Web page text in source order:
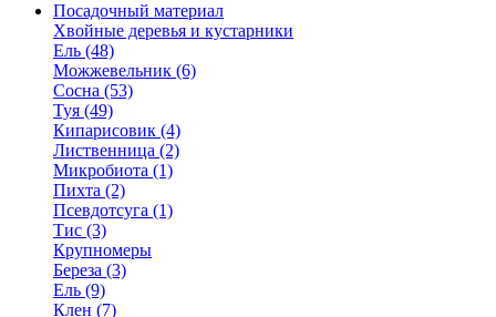
Посадочный материал
Хвойные деревья и кустарники
Ель (48)
Можжевельник (6)
Сосна (53)
Туя (49)
Кипарисовик (4)
Лиственница (2)
Микробиота (1)
Пихта (2)
Псевдотсуга (1)
Тис (3)
Крупномеры
Береза (3)
Ель (9)
Клен (7)